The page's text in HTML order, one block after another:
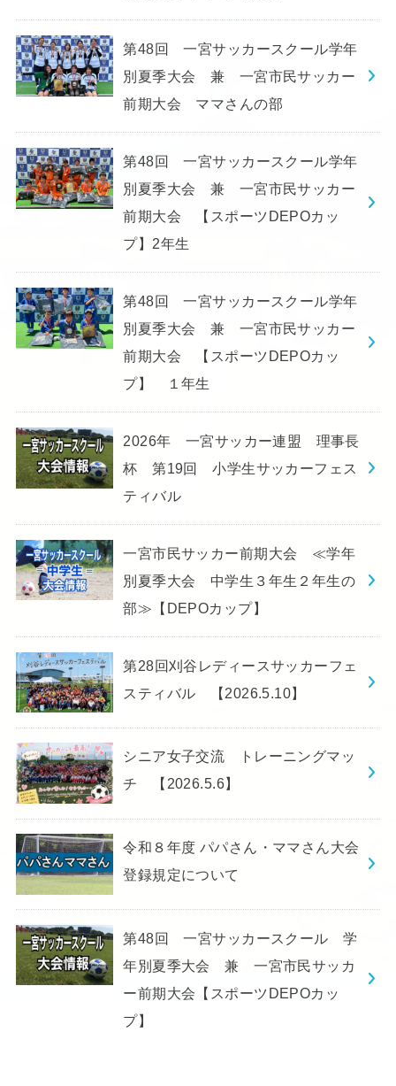
第48回 一宮サッカースクール学年
別夏季大会 兼 一宮市民サッカー
前期大会 ママさんの部
第48回 一宮サッカースクール学年
別夏季大会 兼 一宮市民サッカー
前期大会 【スポーツDEPOカッ
プ】2年生
第48回 一宮サッカースクール学年
別夏季大会 兼 一宮市民サッカー
前期大会 【スポーツDEPOカッ
プ】 １年生
2026年 一宮サッカー連盟 理事長
杯 第19回 小学生サッカーフェス
ティバル
一宮市民サッカー前期大会 ≪学年
別夏季大会 中学生３年生２年生の
部≫【DEPOカップ】
第28回刈谷レディースサッカーフェ
スティバル 【2026.5.10】
シニア女子交流 トレーニングマッ
チ 【2026.5.6】
令和８年度 パパさん・ママさん大会
登録規定について
第48回 一宮サッカースクール 学
年別夏季大会 兼 一宮市民サッカ
ー前期大会【スポーツDEPOカッ
プ】